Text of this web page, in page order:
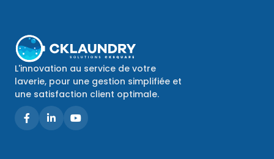
L'innovation au service de votre
laverie, pour une gestion simplifiée et
une satisfaction client optimale.